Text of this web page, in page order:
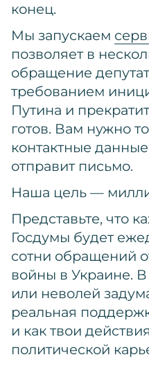
конец.
Мы запускаем
позволяет в
обращение
требованием
Путина и
готов. Вам нужно
контактные
отправит письмо.
Наша цель —
Представьте, что
Госдумы будет
сотни обращений
войны в Украине.
или неволей
реальная
и как твои
политической